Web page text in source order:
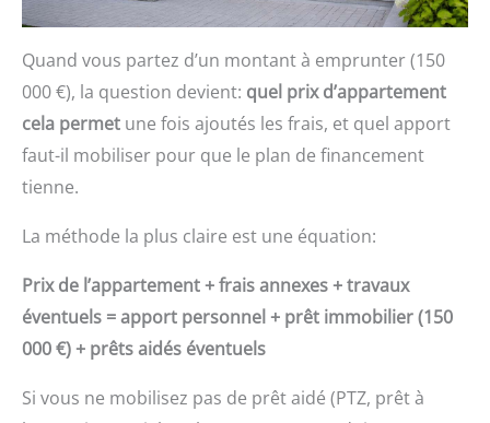
Quand vous partez d’un montant à emprunter (150
000 €), la question devient: quel prix d’appartement
cela permet une fois ajoutés les frais, et quel apport
faut-il mobiliser pour que le plan de financement
tienne.
La méthode la plus claire est une équation:
Prix de l’appartement + frais annexes + travaux
éventuels = apport personnel + prêt immobilier (150
000 €) + prêts aidés éventuels
Si vous ne mobilisez pas de prêt aidé (PTZ, prêt à